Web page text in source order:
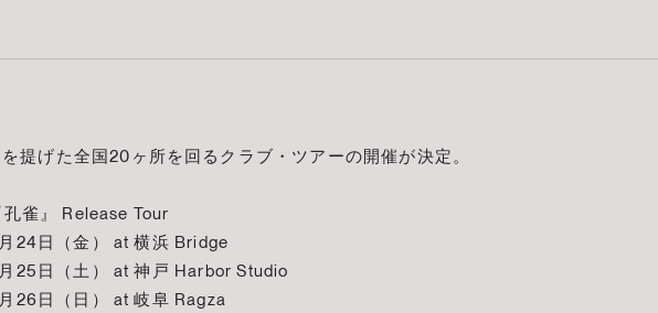
提げた全国20ヶ所を回るクラブ・ツアーの開催が決定。
雀』 Release Tour
24日（金） at 横浜 Bridge
25日（土） at 神戸 Harbor Studio
26日（日） at 岐阜 Ragza